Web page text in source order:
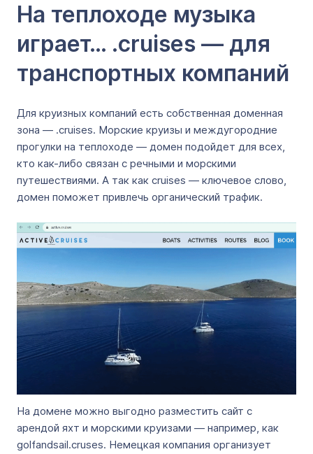
На теплоходе музыка
играет… .cruises — для
транспортных компаний
Для круизных компаний есть собственная доменная
зона — .cruises. Морские круизы и междугородние
прогулки на теплоходе — домен подойдет для всех,
кто как-либо связан с речными и морскими
путешествиями. А так как cruises — ключевое слово,
домен поможет привлечь органический трафик.
На домене можно выгодно разместить сайт с
арендой яхт и морскими круизами — например, как
golfandsail.cruses. Немецкая компания организует